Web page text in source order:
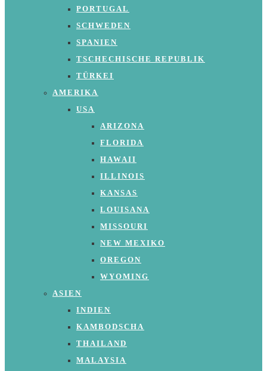
PORTUGAL
SCHWEDEN
SPANIEN
TSCHECHISCHE REPUBLIK
TÜRKEI
AMERIKA
USA
ARIZONA
FLORIDA
HAWAII
ILLINOIS
KANSAS
LOUISANA
MISSOURI
NEW MEXIKO
OREGON
WYOMING
ASIEN
INDIEN
KAMBODSCHA
THAILAND
MALAYSIA